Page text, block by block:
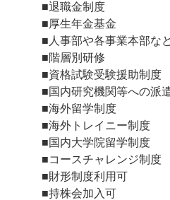
■退職金制度
■厚生年金基金
■人事部や各事業本部な
■階層別研修
■資格試験受験援助制度
■国内研究機関等への派
■海外留学制度
■海外トレイニー制度
■国内大学院留学制度
■コースチャレンジ制度
■財形制度利用可
■持株会加入可